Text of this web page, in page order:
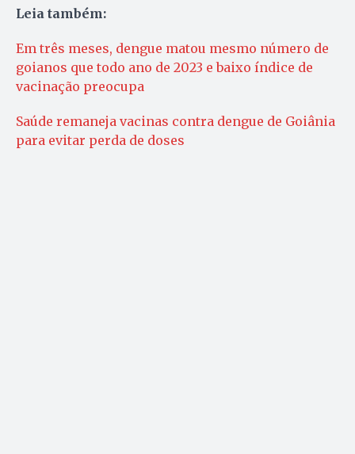
Leia também:
Em três meses, dengue matou mesmo número de
goianos que todo ano de 2023 e baixo índice de
vacinação preocupa
Saúde remaneja vacinas contra dengue de Goiânia
para evitar perda de doses